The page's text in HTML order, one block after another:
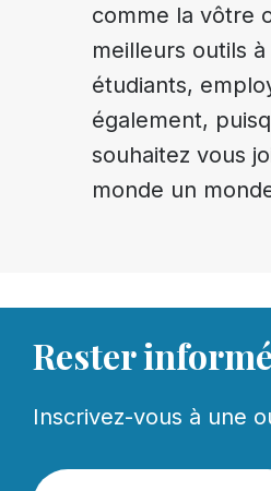
comme la vôtre
meilleurs outils
étudiants,
également,
souhaitez vous
monde un
Rester informé
Inscrivez-vous à une